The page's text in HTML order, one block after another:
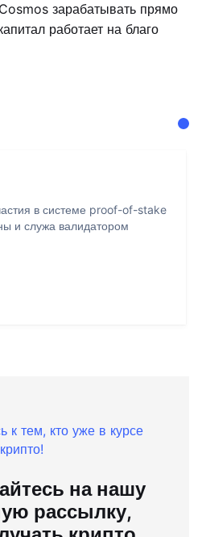
зарабатывать прямо
работает на благо
в системе proof-of-stake
и служа валидатором
к тем, кто уже в курсе
крипто!
на нашу
рассылку,